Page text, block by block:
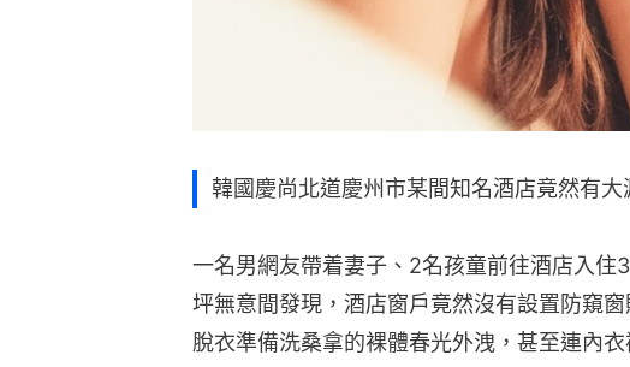
韓國慶尚北道慶州市某間知名酒店竟然有大
一名男網友帶着妻子、2名孩童前往酒店入住
坪無意間發現，酒店窗戶竟然沒有設置防窺
脫衣準備洗桑拿的裸體春光外洩，甚至連內